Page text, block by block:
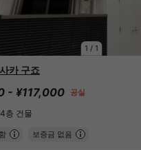
1 / 1
카 구죠
- ¥117,000 공실
4층 건물
보증금 없음